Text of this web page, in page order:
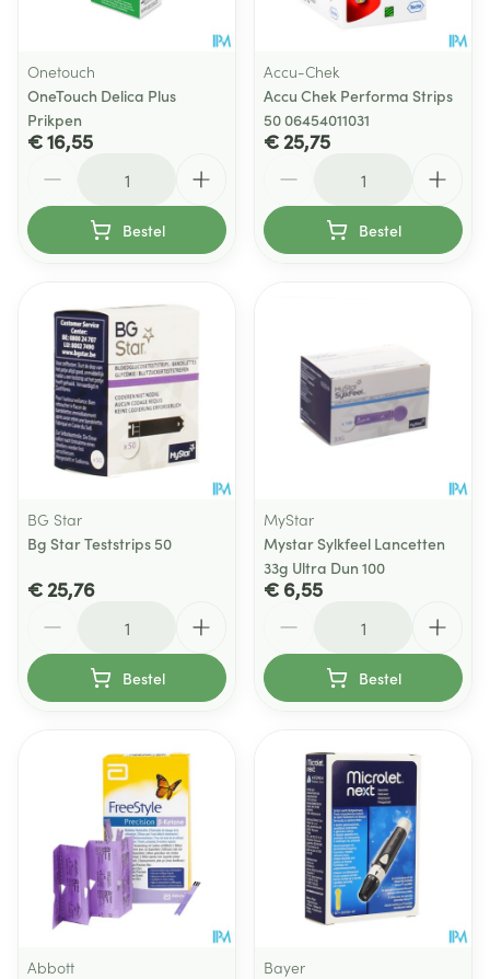
Onetouch
OneTouch Delica Plus
Prikpen
€ 16,55
Bestel
Accu-Chek
Accu Chek Performa Strips
50 06454011031
€ 25,75
Bestel
BG Star
Bg Star Teststrips 50
€ 25,76
Bestel
MyStar
Mystar Sylkfeel Lancetten
33g Ultra Dun 100
€ 6,55
Bestel
Abbott
Bayer